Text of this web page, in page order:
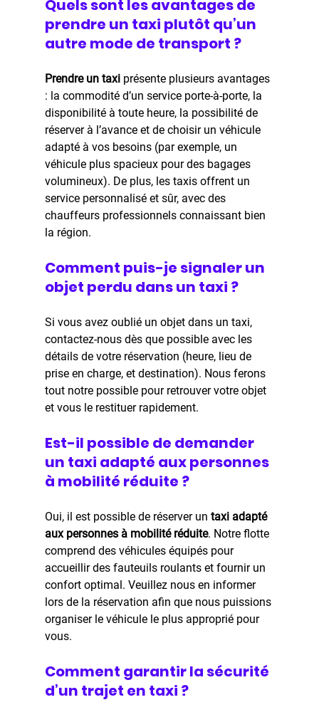
Quels sont les avantages de
prendre un taxi plutôt qu’un
autre mode de transport ?
Prendre un taxi présente plusieurs avantages
: la commodité d’un service porte-à-porte, la
disponibilité à toute heure, la possibilité de
réserver à l’avance et de choisir un véhicule
adapté à vos besoins (par exemple, un
véhicule plus spacieux pour des bagages
volumineux). De plus, les taxis offrent un
service personnalisé et sûr, avec des
chauffeurs professionnels connaissant bien
la région.
Comment puis-je signaler un
objet perdu dans un taxi ?
Si vous avez oublié un objet dans un taxi,
contactez-nous dès que possible avec les
détails de votre réservation (heure, lieu de
prise en charge, et destination). Nous ferons
tout notre possible pour retrouver votre objet
et vous le restituer rapidement.
Est-il possible de demander
un taxi adapté aux personnes
à mobilité réduite ?
Oui, il est possible de réserver un taxi adapté
aux personnes à mobilité réduite. Notre flotte
comprend des véhicules équipés pour
accueillir des fauteuils roulants et fournir un
confort optimal. Veuillez nous en informer
lors de la réservation afin que nous puissions
organiser le véhicule le plus approprié pour
vous.
Comment garantir la sécurité
d’un trajet en taxi ?